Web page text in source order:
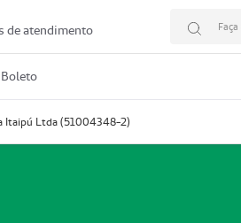
de atendimento
Boleto
Itaipú Ltda (51004348-2)